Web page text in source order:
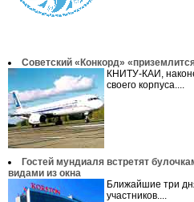
Советский «Конкорд»
КНИТУ-КАИ,
своего корпуса....
Гостей мундиаля встретят
видами из окна
Ближайшие три
участников....